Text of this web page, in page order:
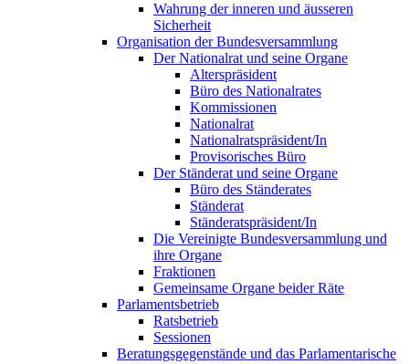
Wahrung der inneren und äusseren
Sicherheit
Organisation der Bundesversammlung
Der Nationalrat und seine Organe
Alterspräsident
Büro des Nationalrates
Kommissionen
Nationalrat
Nationalratspräsident/In
Provisorisches Büro
Der Ständerat und seine Organe
Büro des Ständerates
Ständerat
Ständeratspräsident/In
Die Vereinigte Bundesversammlung und
ihre Organe
Fraktionen
Gemeinsame Organe beider Räte
Parlamentsbetrieb
Ratsbetrieb
Sessionen
Beratungsgegenstände und das Parlamentarische